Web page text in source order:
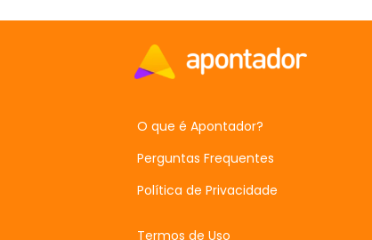
O que é Apontador?
Perguntas Frequentes
Política de Privacidade
Termos de Uso